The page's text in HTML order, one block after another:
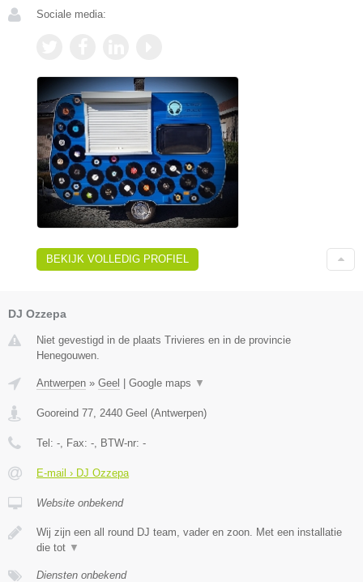
Sociale media:
BEKIJK VOLLEDIG PROFIEL
DJ Ozzepa
Niet gevestigd in de plaats Trivieres en in de provincie
Henegouwen.
Antwerpen » Geel Google maps ▼
Gooreind 77 2440 Geel (Antwerpen)
Tel: - , Fax: - , BTW-nr: -
E-mail › DJ Ozzepa
Website onbekend
Wij zijn een all round DJ team, vader en zoon. Met een installatie
die tot ▼
Diensten onbekend